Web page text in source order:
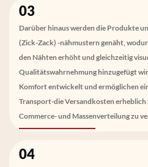
03
Darüber hinaus werden die Produkte
(Zick-Zack) -nähmustern genäht,
den Nähten erhöht und gleichzeitig
Qualitätswahrnehmung hinzugefügt
Komfort entwickelt und ermöglichen
Transport-die Versandkosten erheblich
Commerce- und Massenverteilung zu
04